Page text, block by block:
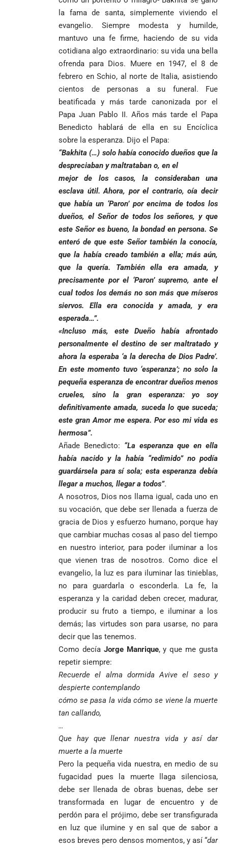
la fama de santa, simplemente viviendo el
evangelio. Siempre modesta y humilde,
mantuvo una fe firme, haciendo de su vida
cotidiana algo extraordinario: su vida una bella
ofrenda para Dios. Muere en 1947, el 8 de
febrero en Schio, al norte de Italia, asistiendo
cientos de personas a su funeral. Fue
beatificada y más tarde canonizada por el
Papa Juan Pablo II. Años más tarde el Papa
Benedicto hablará de ella en su Encíclica
sobre la esperanza. Dijo el Papa:
“Bakhita (…) solo había conocido dueños que la
despreciaban y maltrataban o, en el
mejor de los casos, la consideraban una
esclava útil. Ahora, por el contrario, oía decir
que había un ‘Paron’ por encima de todos los
dueños, el Señor de todos los señores, y que
este Señor es bueno, la bondad en persona. Se
enteró de que este Señor también la conocía,
que la había creado también a ella; más aún,
que la quería. También ella era amada, y
precisamente por el ‘Paron’ supremo, ante el
cual todos los demás no son más que míseros
siervos. Ella era conocida y amada, y era
esperada…”.
«Incluso más, este Dueño había afrontado
personalmente el destino de ser maltratado y
ahora la esperaba ‘a la derecha de Dios Padre’.
En este momento tuvo ‘esperanza’; no solo la
pequeña esperanza de encontrar dueños menos
crueles, sino la gran esperanza: yo soy
definitivamente amada, suceda lo que suceda;
este gran Amor me espera. Por eso mi vida es
hermosa”.
Añade Benedicto: “La esperanza que en ella
había nacido y la había “redimido” no podía
guardársela para sí sola; esta esperanza debía
llegar a muchos, llegar a todos”.
A nosotros, Dios nos llama igual, cada uno en
su vocación, que debe ser llenada a fuerza de
gracia de Dios y esfuerzo humano, porque hay
que cambiar muchas cosas al paso del tiempo
en nuestro interior, para poder iluminar a los
que vienen tras de nosotros. Como dice el
evangelio, la luz es para iluminar las tinieblas,
no para guardarla o esconderla. La fe, la
esperanza y la caridad deben crecer, madurar,
producir su fruto a tiempo, e iluminar a los
demás; las virtudes son para usarse, no para
decir que las tenemos.
Como decía Jorge Manrique, y que me gusta
repetir siempre:
Recuerde el alma dormida Avive el seso y
despierte contemplando
cómo se pasa la vida cómo se viene la muerte
tan callando,
…
Que hay que llenar nuestra vida y así dar
muerte a la muerte
Pero la pequeña vida nuestra, en medio de su
fugacidad pues la muerte llaga silenciosa,
debe ser llenada de obras buenas, debe ser
transformada en lugar de encuentro y de
perdón para el prójimo, debe ser transfigurada
en luz que ilumine y en sal que de sabor a
esos breves pero densos momentos, y así “dar
Tribunal de
Antioquia
niega pérdida
de investidura
a concejales
de Medellín
Andrés
«Gury»
Rodríguez y
Damián Pérez
Federico
Gutiérrez
envía
al FBI, DEA y
Congreso
contra la ‘paz
total’ por
beneficios a
1
Diócesis de
Sonsón-Rionegro
rechaza fotos
templo de Guarne y
ordena acto de
desagravio
Falleció el padre
Jesús Hincapié
Álzate, reconocido
sacerdote de la
Girardota, Párroco
de Yolombo
escrutinios
oficiales
Abelardo de la
Espriella es
elegido
presidente de
Colombia tras
una histórica y
reñida
segunda
vuelta
Uribe
arremete
contra Petro y
lo
responsabiliza
la salud en
Colombia
Japón rescata
agónico ante
Países Bajos
en un vibrante
duelo
Alemania no
tuvo piedad:
goleó 7-1 a un
valiente
Curazao en su
debut
mundialista
Medellín: un
camino que no
abandonarse
LA POLICRISIS
COMO HERENCIA
Cardenal Rueda
pide desarmar el
corazón para
construir juntos
una Colombia
reconciliada
Diócesis de
Sonsón-Rionegro
rechaza fotos
tomadas en
templo de Guarne y
ordena acto de
desagravio